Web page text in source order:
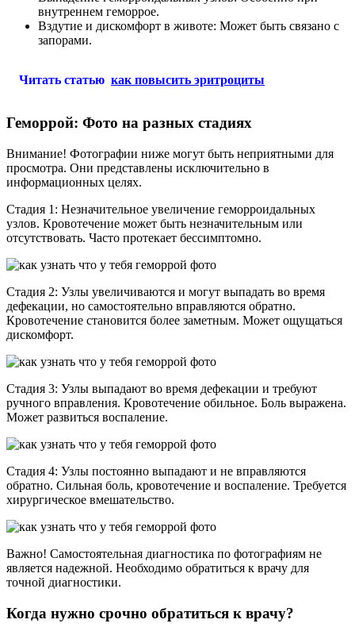
внутреннем геморрое.
Вздутие и дискомфорт в животе: Может быть связано с
запорами.
Читать статью как повысить эритроциты
Геморрой: Фото на разных стадиях
Внимание! Фотографии ниже могут быть неприятными для
просмотра. Они представлены исключительно в
информационных целях.
Стадия 1: Незначительное увеличение геморроидальных
узлов. Кровотечение может быть незначительным или
отсутствовать. Часто протекает бессимптомно.
Стадия 2: Узлы увеличиваются и могут выпадать во время
дефекации, но самостоятельно вправляются обратно.
Кровотечение становится более заметным. Может ощущаться
дискомфорт.
Стадия 3: Узлы выпадают во время дефекации и требуют
ручного вправления. Кровотечение обильное. Боль выражена.
Может развиться воспаление.
Стадия 4: Узлы постоянно выпадают и не вправляются
обратно. Сильная боль, кровотечение и воспаление. Требуется
хирургическое вмешательство.
Важно! Самостоятельная диагностика по фотографиям не
является надежной. Необходимо обратиться к врачу для
точной диагностики.
Когда нужно срочно обратиться к врачу?